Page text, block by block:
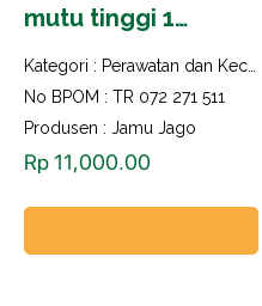
mutu tinggi 1
Kategori : Perawatan dan Kecantikan
No BPOM : TR 072 271 511
Produsen : Jamu Jago
Rp11,000.00